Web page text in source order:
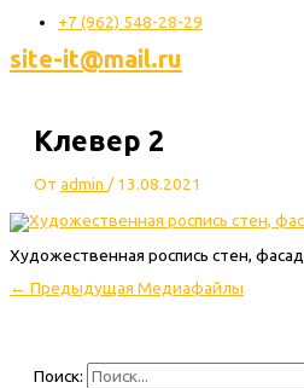
+7 (962) 548-28-29
site-it@mail.ru
Клевер 2
От admin /13.08.2021
Художественная роспись стен,
← Предыдущая Медиафайлы
Поиск: